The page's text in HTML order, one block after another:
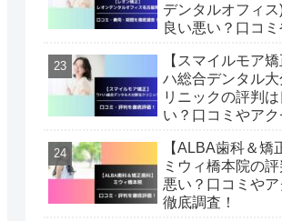
デンタルオフィ
良い悪い？口コ
底調査！
【スマイルモア
ハ総合デンタル大
リニックの評判
い？口コミやアク
【ALBA歯科＆矯
ミウィ橋本院の
悪い？口コミや
徹底調査！